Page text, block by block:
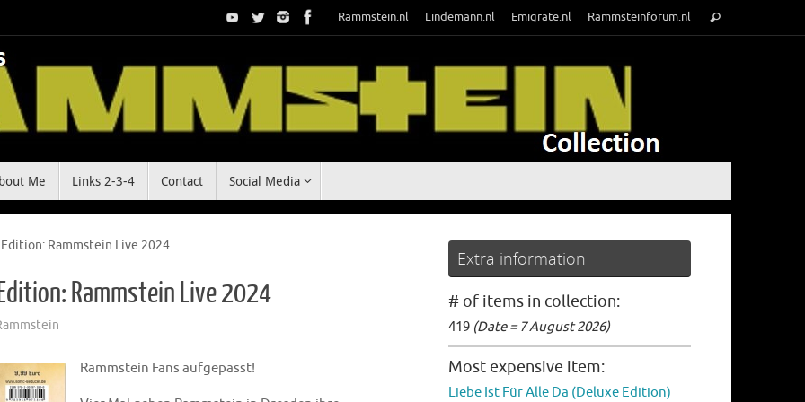
Rammstein.nl Lindemann.nl Emigrate.nl Rammsteinforum.nl
for:
Search
Me Links 2-3-4 Contact Social Media
Rammstein Live 2024
Rammstein Live 2024
Rammstein Fans aufgepasst!
Extra information
# of items in collection:
419 (Date = 7 August 2026)
Most expensive item:
Liebe Ist Für Alle Da (Deluxe Edition)